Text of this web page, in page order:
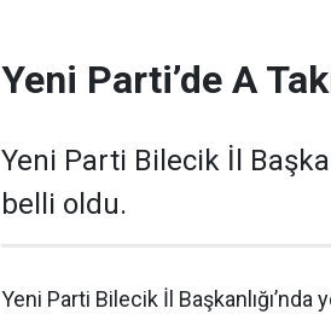
Yeni Parti’de A
Yeni Parti Bilecik İl
belli oldu.
Yeni Parti Bilecik İl